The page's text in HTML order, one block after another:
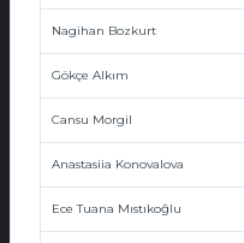
Nagihan Bozkurt
Gökçe Alkım
Cansu Morgil
Anastasiia Konovalova
Ece Tuana Mıstıkoğlu